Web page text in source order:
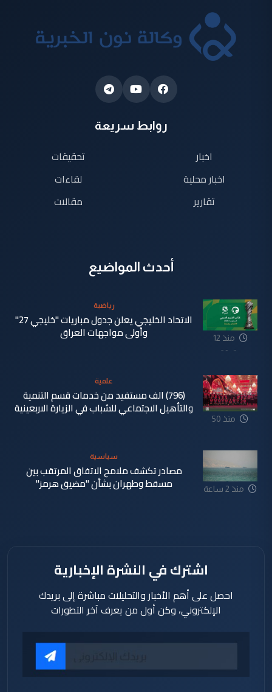
روابط سريعة
اخبار
اخبار محلية
تقارير
تحقيقات
لقاءات
مقالات
أحدث المواضيع
منذ 12
دقيقة
رياضية
الاتحاد الخليجي يعلن جدول مباريات "خليجي 27"
وأولى مواجهات العراق
منذ 50
علمية
(796) الف مستفيد من خدمات قسم التنمية
والتأهيل الاجتماعي للشباب في الزيارة الاربعينية
منذ 2 ساعة
سياسية
مصادر تكشف ملامح الاتفاق المرتقب بين
مسقط وطهران بشأن "مضيق هرمز"
اشترك في النشرة الإخبارية
احصل على أهم الأخبار والتحليلات مباشرة إلى بريدك
الإلكتروني، وكن أول من يعرف آخر التطورات